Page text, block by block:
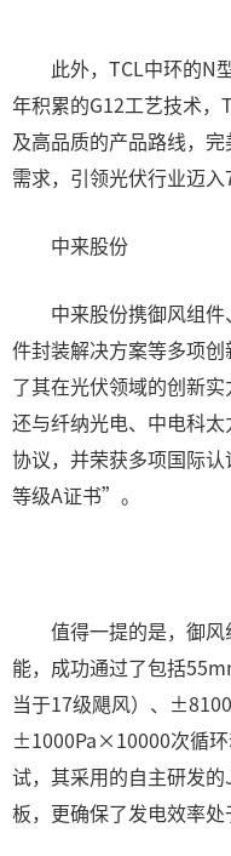
此外，TCL中环的N型
年积累的G12工艺技术
及高品质的产品路线，
需求，引领光伏行业迈入
中来股份
中来股份携御风组件
件封装解决方案等多项
了其在光伏领域的创新
还与纤纳光电、中电科
协议，并荣获多项国际
等级A证书”。
值得一提的是，御风
能，成功通过了包括
当于17级飓风）、
±1000Pa×10000次循环
试，其采用的自主研发
板，更确保了发电效率处